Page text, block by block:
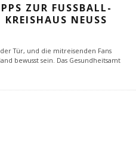
ZUR FUSSBALL-W
NEUSS
Tür, und die mitreisenden Fans
bewusst sein. Das Gesundheitsamt